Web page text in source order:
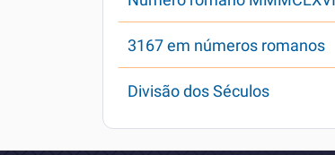
3167 em números romanos
Divisão dos Séculos